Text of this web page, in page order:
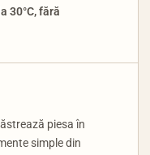
30°C, fără
piesa în
simple din